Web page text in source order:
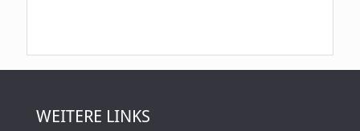
WEITERE LINKS